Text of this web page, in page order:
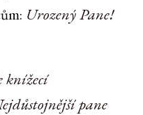
Urozený Pane!
knížecí
pane